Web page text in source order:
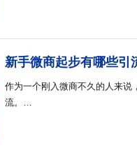
新手微商起步有哪些引
作为一个刚入微商不久的人来说
流。…